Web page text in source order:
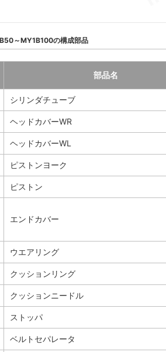
～MY1B100の構成部品
部品名
シリンダチューブ
ヘッドカバーWR
ヘッドカバーWL
ピストンヨーク
ピストン
エンドカバー
ウエアリング
クッションリング
クッションニードル
ストッパ
ベルトセパレータ